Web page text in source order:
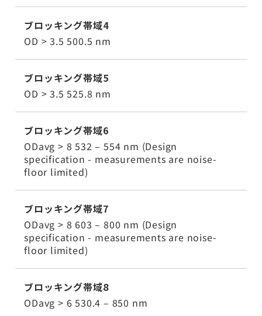
ブロッキング帯域4
OD > 3.5 500.5 nm
ブロッキング帯域5
OD > 3.5 525.8 nm
ブロッキング帯域6
ODavg > 8 532 – 554 nm (Design
specification - measurements are noise-
floor limited)
ブロッキング帯域7
ODavg > 8 603 – 800 nm (Design
specification - measurements are noise-
floor limited)
ブロッキング帯域8
ODavg > 6 530.4 – 850 nm